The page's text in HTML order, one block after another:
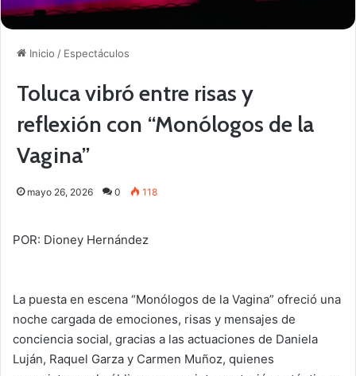
Inicio / Espectáculos
Toluca vibró entre risas y
reflexión con “Monólogos de la
Vagina”
mayo 26, 2026 0 118
POR: Dioney Hernández
La puesta en escena “Monólogos de la Vagina” ofreció una
noche cargada de emociones, risas y mensajes de
conciencia social, gracias a las actuaciones de Daniela
Luján, Raquel Garza y Carmen Muñoz, quienes